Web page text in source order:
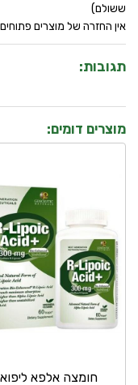
ששולם)
אין החזרה של מוצרים פתוחים
תגובות:
מוצרים דומים:
חומצה אלפא